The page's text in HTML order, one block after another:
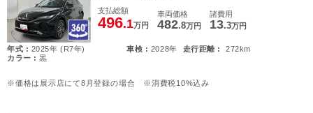
支払総額
496.1万円
車両価格
482.8万円
諸費用
13.3万円
年式 : 2025年 (R7年) 車検 : 2028年 走行距離 :
272km
カラー :黒
※価格は展示店にて8月登録の場合 ※消費税10%込み